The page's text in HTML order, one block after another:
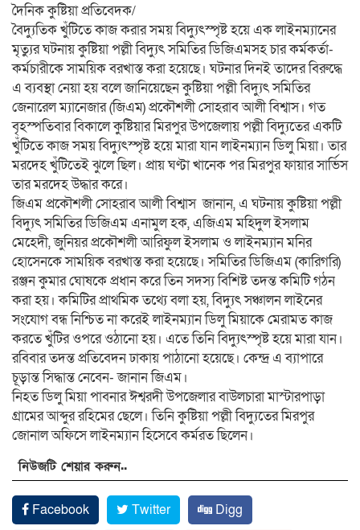
দৈনিক কুষ্টিয়া প্রতিবেদক/
বৈদ্যুতিক খুঁটিতে কাজ করার সময় বিদ্যুৎস্পৃষ্ট হয়ে এক লাইনম্যানের
মৃত্যুর ঘটনায় কুষ্টিয়া পল্লী বিদ্যুৎ সমিতির ডিজিএমসহ চার কর্মকর্তা-
কর্মচারীকে সাময়িক বরখাস্ত করা হয়েছে। ঘটনার দিনই তাদের বিরুদ্ধে
এ ব্যবস্থা নেয়া হয় বলে জানিয়েছেন কুষ্টিয়া পল্লী বিদ্যুৎ সমিতির
জেনারেল ম্যানেজার (জিএম) প্রকৌশলী সোহরাব আলী বিশ্বাস। গত
বৃহস্পতিবার বিকালে কুষ্টিয়ার মিরপুর উপজেলায় পল্লী বিদ্যুতের একটি
খুঁটিতে কাজ সময় বিদ্যুৎস্পৃষ্ট হয়ে মারা যান লাইনম্যান ডিলু মিয়া। তার
মরদেহ খুঁটিতেই ঝুলে ছিল। প্রায় ঘণ্টা খানেক পর মিরপুর ফায়ার সার্ভিস
তার মরদেহ উদ্ধার করে।
জিএম প্রকৌশলী সোহরাব আলী বিশ্বাস জানান, এ ঘটনায় কুষ্টিয়া পল্লী
বিদ্যুৎ সমিতির ডিজিএম এনামুল হক, এজিএম মহিদুল ইসলাম
মেহেদী, জুনিয়র প্রকৌশলী আরিফুল ইসলাম ও লাইনম্যান মনির
হোসেনকে সাময়িক বরখাস্ত করা হয়েছে। সমিতির ডিজিএম (কারিগরি)
রঞ্জন কুমার ঘোষকে প্রধান করে তিন সদস্য বিশিষ্ট তদন্ত কমিটি গঠন
করা হয়। কমিটির প্রাথমিক তথ্যে বলা হয়, বিদ্যুৎ সঞ্চালন লাইনের
সংযোগ বন্ধ নিশ্চিত না করেই লাইনম্যান ডিলু মিয়াকে মেরামত কাজ
করতে খুঁটির ওপরে ওঠানো হয়। এতে তিনি বিদ্যুৎস্পৃষ্ট হয়ে মারা যান।
রবিবার তদন্ত প্রতিবেদন ঢাকায় পাঠানো হয়েছে। কেন্দ্র এ ব্যাপারে
চূড়ান্ত সিদ্ধান্ত নেবেন- জানান জিএম।
নিহত ডিলু মিয়া পাবনার ঈশ্বরদী উপজেলার বাউলচারা মাস্টারপাড়া
গ্রামের আব্দুর রহিমের ছেলে। তিনি কুষ্টিয়া পল্লী বিদ্যুতের মিরপুর
জোনাল অফিসে লাইনম্যান হিসেবে কর্মরত ছিলেন।
নিউজটি শেয়ার করুন..
Facebook Twitter
Digg